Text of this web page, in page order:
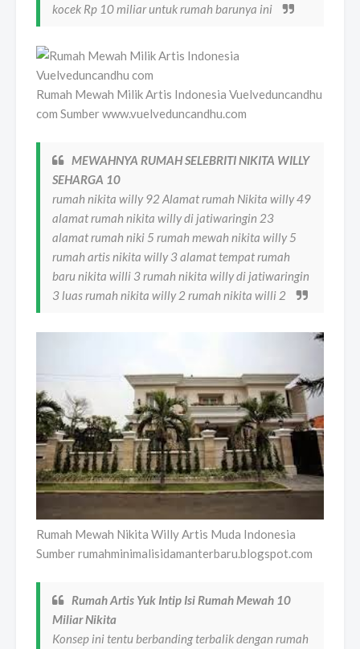
kocek Rp 10 miliar untuk rumah barunya ini
Rumah Mewah Milik Artis Indonesia Vuelveduncandhu
com Sumber www.vuelveduncandhu.com
MEWAHNYA RUMAH SELEBRITI NIKITA WILLY
SEHARGA 10
rumah nikita willy 92 Alamat rumah Nikita willy 49
alamat rumah nikita willy di jatiwaringin 23
alamat rumah niki 5 rumah mewah nikita willy 5
rumah artis nikita willy 3 alamat tempat rumah
baru nikita willi 3 rumah nikita willy di jatiwaringin
3 luas rumah nikita willy 2 rumah nikita willi 2
Rumah Mewah Nikita Willy Artis Muda Indonesia
Sumber rumahminimalisidamanterbaru.blogspot.com
Rumah Artis Yuk Intip Isi Rumah Mewah 10
Miliar Nikita
Konsep ini tentu berbanding terbalik dengan rumah